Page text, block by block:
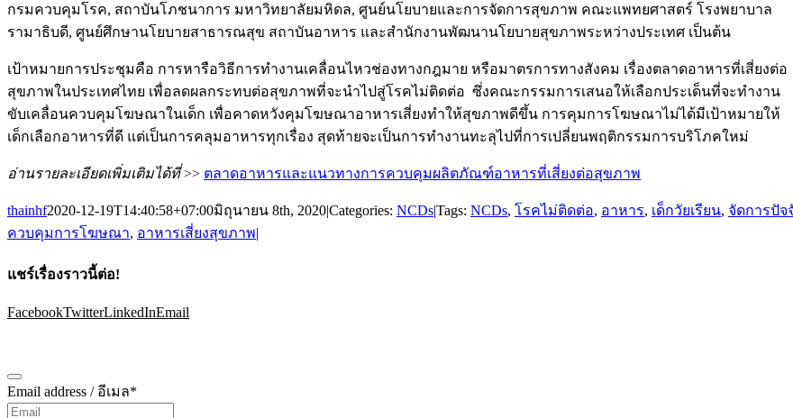
กรมควบคุมโรค, สถาบันโภชนาการ มหาวิทยาลัยมหิดล, ศูนย์นโยบายและการจัดการสุขภาพ คณะแพทยศาสตร์ โรงพยาบาล
รามาธิบดี, ศูนย์ศึกษานโยบายสาธารณสุข สถาบันอาหาร และสำนักงานพัฒนานโยบายสุขภาพระหว่างประเทศ เป็นต้น
เป้าหมายการประชุมคือ การหารือวิธีการทำงานเคลื่อนไหวช่องทางกฎมาย หรือมาตรการทางสังคม เรื่องตลาดอาหารที่เสี่ยงต่อ
สุขภาพในประเทศไทย เพื่อลดผลกระทบต่อสุขภาพที่จะนำไปสู่โรคไม่ติดต่อ ซึ่งคณะกรรมการเสนอให้เลือกประเด็นที่จะทำงาน
ขับเคลื่อนควบคุมโฆษณาในเด็ก เพื่อคาดหวังคุมโฆษณาอาหารเสี่ยงทำให้สุขภาพดีขึ้น การคุมการโฆษณาไม่ได้มีเป้าหมายให้
เด็กเลือกอาหารที่ดี แต่เป็นการคลุมอาหารทุกเรื่อง สุดท้ายจะเป็นการทำงานทะลุไปที่การเปลี่ยนพฤติกรรมการบริโภคใหม่
อ่านรายละเอียดเพิ่มเติมได้ที่>> ตลาดอาหารและแนวทางการควบคุมผลิตภัณฑ์อาหารที่เสี่ยงต่อสุขภาพ
thainhf2020-12-19T14:40:58+07:00มิถุนายน 8th, 2020|Categories: NCDs|Tags: NCDs, โรคไม่ติดต่อ, อาหาร, เด็กวัยเรียน, จัดการปัจ
ควบคุมการโฆษณา, อาหารเสี่ยงสุขภาพ|
แชร์เรื่องราวนี้ต่อ!
FacebookTwitterLinkedInEmail
Email address / อีเมล*